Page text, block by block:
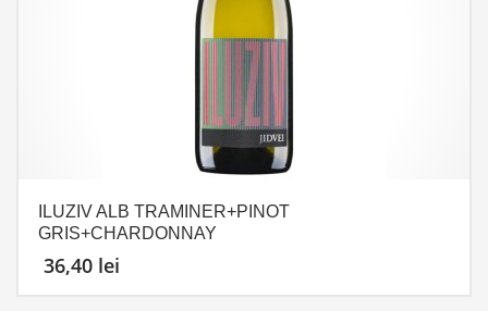
ILUZIV ALB TRAMINER+PINOT
GRIS+CHARDONNAY
36,40 lei